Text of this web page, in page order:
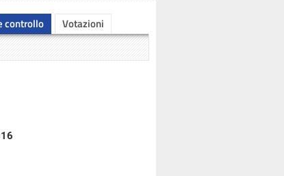
controllo Votazioni